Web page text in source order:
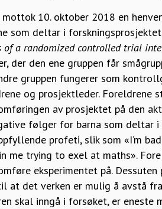
mottok 10. oktober 2018 en
som deltar i forskningsprosjektet
of a randomized controlled trial
der den ene gruppen får
gruppen fungerer som
og prosjektleder. Foreldrene
av prosjektet på den
følger for barna som deltar
profeti, slik som «I’m
me trying to exel at maths».
eksperimentet på.
at det verken er mulig å avstå
skal inngå i forsøket, er eneste